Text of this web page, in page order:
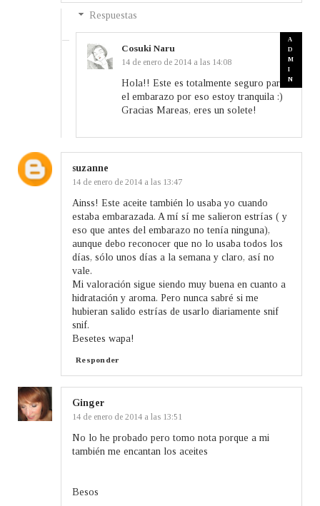
Respuestas
Cosuki Naru
14 de enero de 2014 a las 14:08
Hola!! Este es totalmente seguro para
el embarazo por eso estoy tranquila :)
Gracias Mareas, eres un solete!
suzanne
14 de enero de 2014 a las 13:47
Ainss! Este aceite también lo usaba yo cuando
estaba embarazada. A mí sí me salieron estrías ( y
eso que antes del embarazo no tenía ninguna),
aunque debo reconocer que no lo usaba todos los
días, sólo unos días a la semana y claro, así no
vale.
Mi valoración sigue siendo muy buena en cuanto a
hidratación y aroma. Pero nunca sabré si me
hubieran salido estrías de usarlo diariamente snif
snif.
Besetes wapa!
Responder
Ginger
14 de enero de 2014 a las 13:51
No lo he probado pero tomo nota porque a mi
también me encantan los aceites
Besos